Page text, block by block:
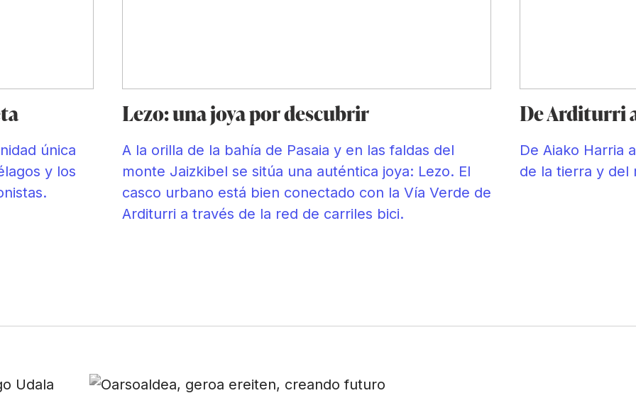
única
y los
Lezo: una joya por descubrir
A la orilla de la bahía de Pasaia y en las faldas del
monte Jaizkibel se sitúa una auténtica joya: Lezo. El
casco urbano está bien conectado con la Vía Verde de
Arditurri a través de la red de carriles bici.
De Arditurri
De Aiako Harria
de la tierra y del